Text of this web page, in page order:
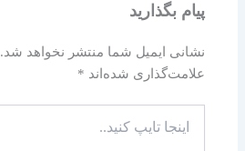
پیام بگذارید
نشانی ایمیل شما منتشر نخواهد شد.
علامت‌گذاری شده‌اند *
تایپ